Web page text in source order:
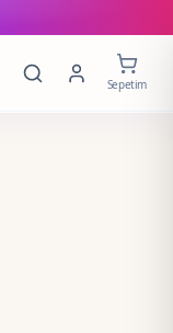
Sepetim